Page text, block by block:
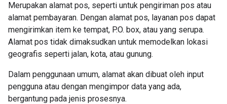
Merupakan alamat pos, seperti untuk pengiriman pos atau
alamat pembayaran. Dengan alamat pos, layanan pos dapat
mengirimkan item ke tempat, P.O. box, atau yang serupa.
Alamat pos tidak dimaksudkan untuk memodelkan lokasi
geografis seperti jalan, kota, atau gunung.
Dalam penggunaan umum, alamat akan dibuat oleh input
pengguna atau dengan mengimpor data yang ada,
bergantung pada jenis prosesnya.